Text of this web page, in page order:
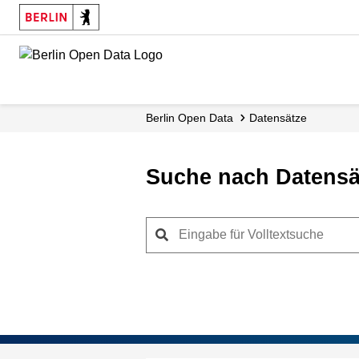
Skip
main
Berlin Open Data Datensätze
Suche nach